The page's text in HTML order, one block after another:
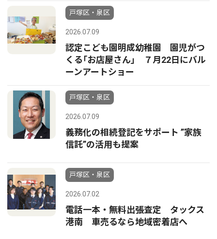
戸塚区・泉区
2026.07.09
認定こども園明成幼稚園 園児がつ
くる｢お店屋さん｣ ７月22日にバル
ーンアートショー
戸塚区・泉区
2026.07.09
義務化の相続登記をサポート ”家族
信託”の活用も提案
戸塚区・泉区
2026.07.02
電話一本・無料出張査定 タックス
港南 車売るなら地域密着店へ